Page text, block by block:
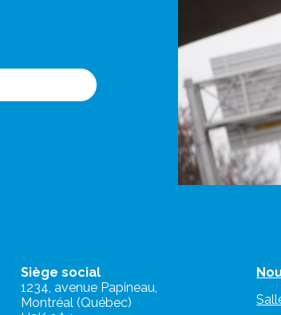
Siège social
1234, avenue Papineau,
Montréal (Québec)